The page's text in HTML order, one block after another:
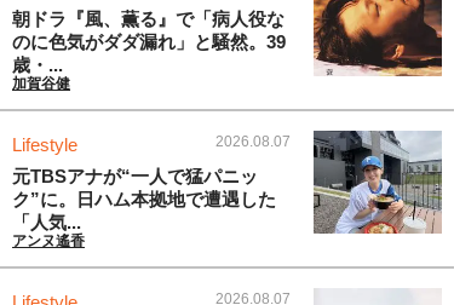
朝ドラ『風、薫る』で「病人役な
のに色気がダダ漏れ」と騒然。39
歳・...
加賀谷健
Lifestyle 2026.08.07
元TBSアナが“一人で猛パニッ
ク”に。日ハム本拠地で遭遇した
「人気...
アンヌ遙香
2026.08.07